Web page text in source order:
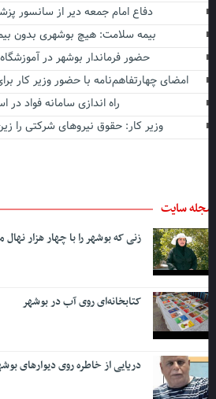
دفاع امام جمعه دیر از سانسور
بیمه سلامت: هیچ بوشهری بدون
حضور فرماندار بوشهر در
امضای چهارتفاهم‌نامه با حضور وزیر کار
راه اندازی سامانه فواد در
وزیر کار: حقوق نیروهای شرکتی را
سایت
زنی که بوشهر را با چهار هزار
کتابخانه‌ای روی آب در بوشهر
دریایی از خاطره روی دیوارهای